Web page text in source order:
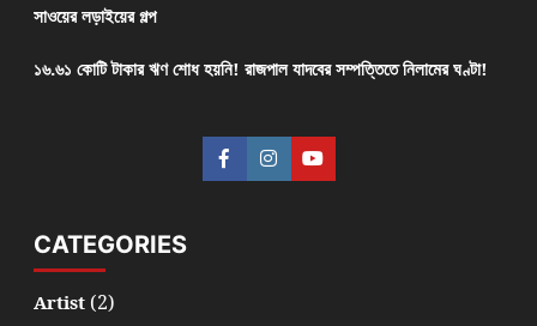
সাওয়ের লড়াইয়ের গল্প
১৬.৬১ কোটি টাকার ঋণ শোধ হয়নি! রাজপাল যাদবের সম্পত্তিতে নিলামের ঘণ্টা!
CATEGORIES
Artist(2)